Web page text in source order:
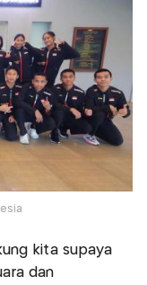
kita supaya
dan